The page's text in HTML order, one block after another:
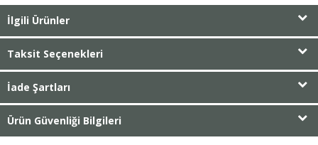
İlgili Ürünler
Taksit Seçenekleri
İade Şartları
Ürün Güvenliği Bilgileri